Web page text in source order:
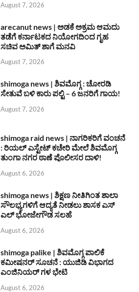
August 7, 2026
arecanut news | ಅಡಕೆ ಅಕ್ರಮ ಆಮದು
ತಡೆಗೆ ಕರ್ನಾಟಕದ ನಿಯೋಗದಿಂದ ಗೃಹ
ಸಚಿವ ಅಮಿತ್ ಶಾಗೆ ಮನವಿ
August 7, 2026
shimoga news | ಶಿವಮೊಗ್ಗ : ಚೋರಡಿ
ಸೇತುವೆ ಬಳಿ ಕಾರು ಪಲ್ಟಿ – 6 ಜನರಿಗೆ ಗಾಯ!
August 7, 2026
shimoga raid news | ನಾಗರಿಕರಿಗೆ ವಂಚನೆ
: ರಿಯಲ್ ಎಸ್ಟೇಟ್ ಕಚೇರಿ ಮೇಲೆ ಶಿವಮೊಗ್ಗ
ತುಂಗಾ ನಗರ ಠಾಣೆ ಪೊಲೀಸರ ದಾಳಿ!
August 6, 2026
shimoga news | ಶಿಕ್ಷಣ ನೀತಿಗಿಂತ ಶಾಲಾ
ಸೌಲಭ್ಯಗಳಿಗೆ ಆದ್ಯತೆ ನೀಡಲು ಶಾಸಕ ಎಸ್
ಎಲ್ ಭೋಜೇಗೌಡ ಸಲಹೆ
August 6, 2026
shimoga palike | ಶಿವಮೊಗ್ಗ ಪಾಲಿಕೆ
ಕಮೀಷನರ್ ಸೂಚನೆ : ಯುಜಿಡಿ ವಿಭಾಗದ
ಎಂಜಿನಿಯರ್ ಗಳ ಭೇಟಿ
August 6, 2026